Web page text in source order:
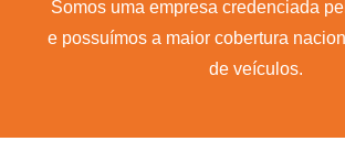
Somos uma empresa credenciada
e possuímos a maior cobertura
de veículos.